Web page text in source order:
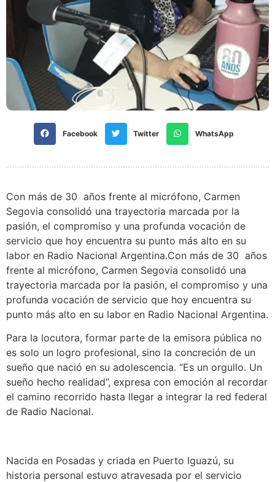
Facebook Twitter WhatsApp
Con más de 30 años frente al micrófono, Carmen
Segovia consolidó una trayectoria marcada por la
pasión, el compromiso y una profunda vocación de
servicio que hoy encuentra su punto más alto en su
labor en Radio Nacional Argentina.Con más de 30 años
frente al micrófono, Carmen Segovia consolidó una
trayectoria marcada por la pasión, el compromiso y una
profunda vocación de servicio que hoy encuentra su
punto más alto en su labor en Radio Nacional Argentina.
Para la locutora, formar parte de la emisora pública no
es solo un logro profesional, sino la concreción de un
sueño que nació en su adolescencia. “Es un orgullo. Un
sueño hecho realidad”, expresa con emoción al recordar
el camino recorrido hasta llegar a integrar la red federal
de Radio Nacional.
Nacida en Posadas y criada en Puerto Iguazú, su
historia personal estuvo atravesada por el servicio